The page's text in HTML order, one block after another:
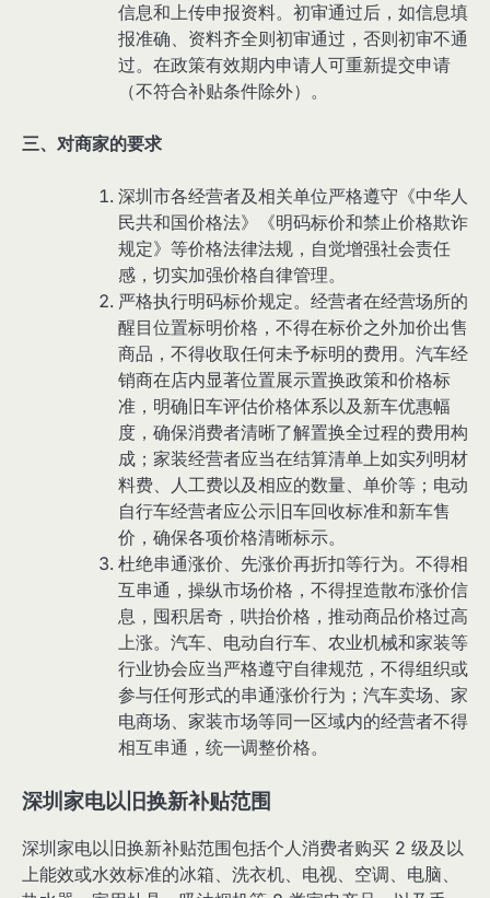
信息和上传申报资料。初审通过后，如信息填
报准确、资料齐全则初审通过，否则初审不通
过。在政策有效期内申请人可重新提交申请
（不符合补贴条件除外）。
三、对商家的要求
深圳市各经营者及相关单位严格遵守《中华人
民共和国价格法》《明码标价和禁止价格欺诈
规定》等价格法律法规，自觉增强社会责任
感，切实加强价格自律管理。
严格执行明码标价规定。经营者在经营场所的
醒目位置标明价格，不得在标价之外加价出售
商品，不得收取任何未予标明的费用。汽车经
销商在店内显著位置展示置换政策和价格标
准，明确旧车评估价格体系以及新车优惠幅
度，确保消费者清晰了解置换全过程的费用构
成；家装经营者应当在结算清单上如实列明材
料费、人工费以及相应的数量、单价等；电动
自行车经营者应公示旧车回收标准和新车售
价，确保各项价格清晰标示。
杜绝串通涨价、先涨价再折扣等行为。不得相
互串通，操纵市场价格，不得捏造散布涨价信
息，囤积居奇，哄抬价格，推动商品价格过高
上涨。汽车、电动自行车、农业机械和家装等
行业协会应当严格遵守自律规范，不得组织或
参与任何形式的串通涨价行为；汽车卖场、家
电商场、家装市场等同一区域内的经营者不得
相互串通，统一调整价格。
深圳家电以旧换新补贴范围
深圳家电以旧换新补贴范围包括个人消费者购买 2 级及以
上能效或水效标准的冰箱、洗衣机、电视、空调、电脑、